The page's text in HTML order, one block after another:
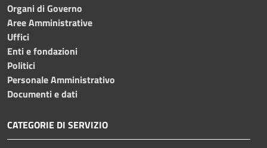
Organi di Governo
Aree Amministrative
Uffici
Enti e fondazioni
Politici
Personale Amministrativo
Documenti e dati
CATEGORIE DI SERVIZIO